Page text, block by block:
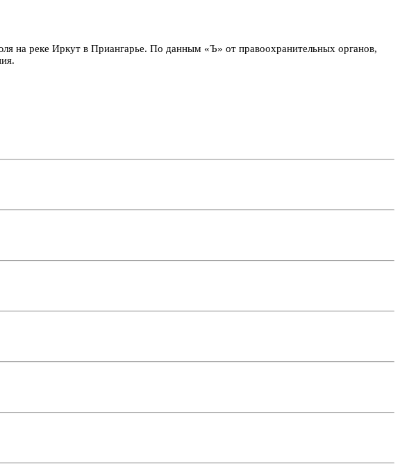
на реке Иркут в Приангарье. По данным «Ъ» от правоохранительных органов,